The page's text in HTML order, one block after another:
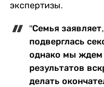
экспертизы.
"Семья
подверглась
однако мы
результатов
делать